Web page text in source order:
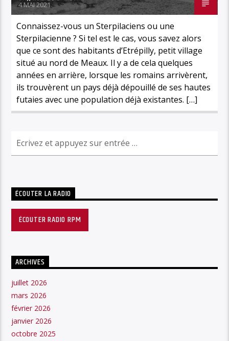
4 MAI 2021
Connaissez-vous un Sterpilaciens ou une
Sterpilacienne ? Si tel est le cas, vous savez alors
que ce sont des habitants d’Etrépilly, petit village
situé au nord de Meaux. Il y a de cela quelques
années en arrière, lorsque les romains arrivèrent,
ils trouvèrent un pays déjà dépouillé de ses hautes
futaies avec une population déjà existantes. […]
ÉCOUTER LA RADIO
ÉCOUTER RADIO RPM
ARCHIVES
juillet 2026
mars 2026
février 2026
janvier 2026
octobre 2025